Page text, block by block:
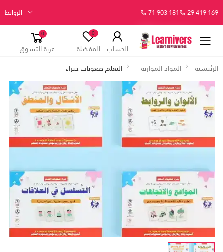
29 419 169
71 903 181 الروابط
الحساب
0
المفضلة
0
عربة التسوق
الرئيسية
المواد الموازية التعلم صعوبات خبراء